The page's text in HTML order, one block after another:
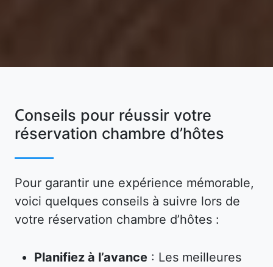
Conseils pour réussir votre
réservation chambre d’hôtes
Pour garantir une expérience mémorable,
voici quelques conseils à suivre lors de
votre réservation chambre d’hôtes :
Planifiez à l’avance : Les meilleures